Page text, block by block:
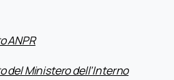
ANPR
del Ministero dell’Interno